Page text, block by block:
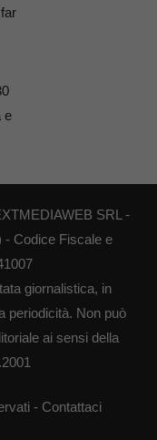
e
SRL -
- Codice Fiscale e
giornalistica, in
periodicità. Non può
ai sensi della
- Contattaci